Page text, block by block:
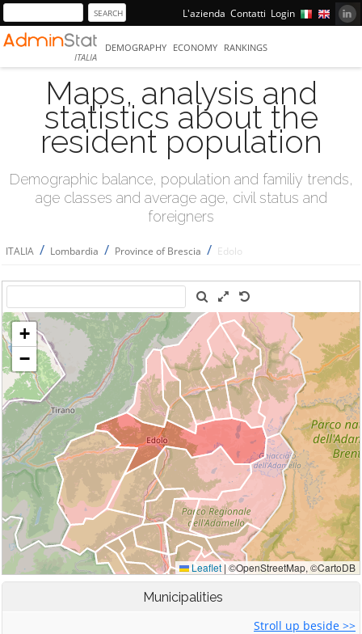
L'azienda Contatti Login
ITALIA
DEMOGRAPHY ECONOMY RANKINGS
Maps, analysis and
statistics about the
resident population
Demographic balance, population and familiy trends,
age classes and average age, civil status and
foreigners
ITALIA / Lombardia / Province of Brescia / Edolo
Municipalities
Stroll up beside >>